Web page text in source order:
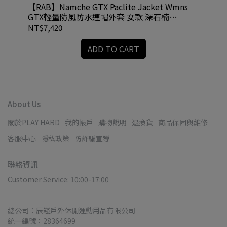
【RAB】Namche GTX Paclite Jacket Wmns
GTX輕量防風防水連帽外套 女款 深石楠
#QWH60
NT$7,420
ADD TO CART
About Us
關於PLAY HARD 我的帳戶 購物說明 退換貨 商品保固與維修
客服中心 隱私政策 防詐騙宣導
聯絡資訊
Customer Service: 10:00-17:00
總公司：辰崧戶外休閒運動用品有限公司
統一編號：28364699